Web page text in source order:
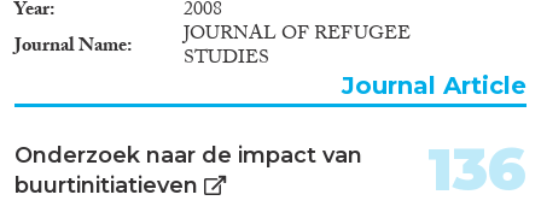
Year
2008
Journal Name
JOURNAL OF REFUGEE
STUDIES
Journal Article
Onderzoek naar de impact van
buurtinitiatieven
136